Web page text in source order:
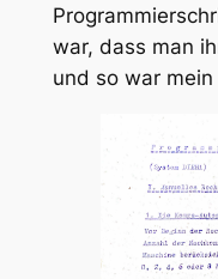
war, dass man
und so war